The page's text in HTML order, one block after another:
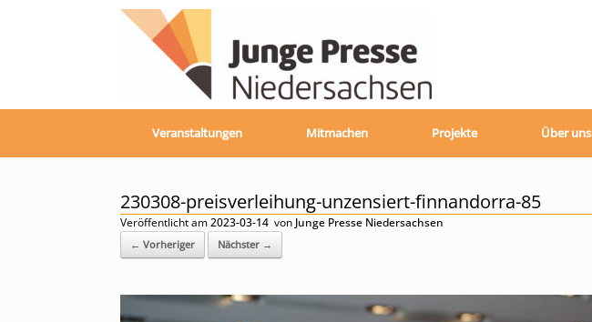
Veranstaltungen Mitmachen Projekte Über uns
230308-preisverleihung-unzensiert-finnandorra-85
Veröffentlicht am2023-03-14 von Junge Presse Niedersachsen
← Vorheriger Nächster →